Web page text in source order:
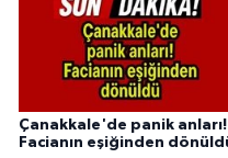
Çanakkale'de panik anları!
Facianın eşiğinden